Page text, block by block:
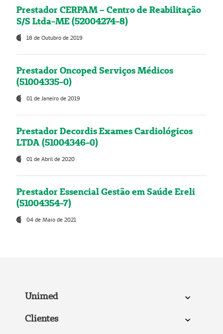
Prestador CERPAM – Centro de Reabilitação
S/S Ltda-ME (52004274-8)
18 de Outubro de 2019
Prestador Oncoped Serviços Médicos
(51004335-0)
01 de Janeiro de 2019
Prestador Decordis Exames Cardiológicos
LTDA (51004346-0)
01 de Abril de 2020
Prestador Essencial Gestão em Saúde Ereli
(51004354-7)
04 de Maio de 2021
Unimed
Clientes